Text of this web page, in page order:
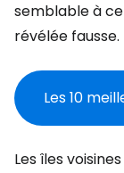
semblable à
révélée fausse.
Les 10
Les îles